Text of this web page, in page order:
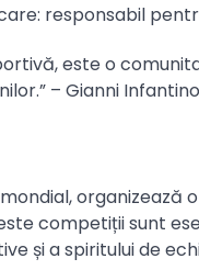
responsabil
este o
– Gianni
competiții sunt
și a spiritului de